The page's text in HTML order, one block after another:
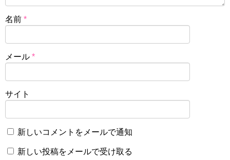
名前 *
メール *
サイト
新しいコメントをメールで通知
新しい投稿をメールで受け取る